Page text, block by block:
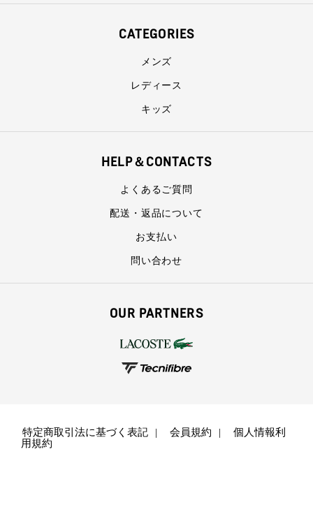
CATEGORIES
メンズ
レディース
キッズ
HELP＆CONTACTS
よくあるご質問
配送・返品について
お支払い
問い合わせ
OUR PARTNERS
特定商取引法に基づく表記 会員規約
個人情報利
用規約